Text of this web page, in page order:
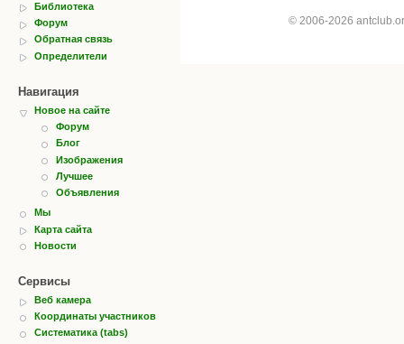
Библиотека
Форум
Обратная связь
Определители
Навигация
Новое на сайте
Форум
Блог
Изображения
Лучшее
Объявления
Мы
Карта сайта
Новости
Сервисы
Веб камера
Координаты участников
Систематика (tabs)
© 2006-2026